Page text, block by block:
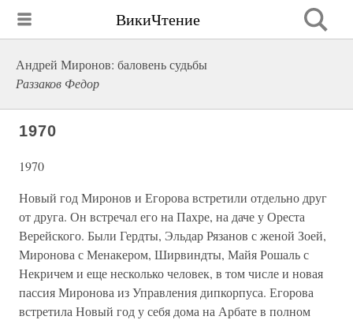
ВикиЧтение
Андрей Миронов: баловень судьбы
Раззаков Федор
1970
1970
Новый год Миронов и Егорова встретили отдельно друг
от друга. Он встречал его на Пахре, на даче у Ореста
Верейского. Были Гердты, Эльдар Рязанов с женой Зоей,
Миронова с Менакером, Ширвиндты, Майя Рошаль с
Некричем и еще несколько человек, в том числе и новая
пассия Миронова из Управления дипкорпуса. Егорова
встретила Новый год у себя дома на Арбате в полном